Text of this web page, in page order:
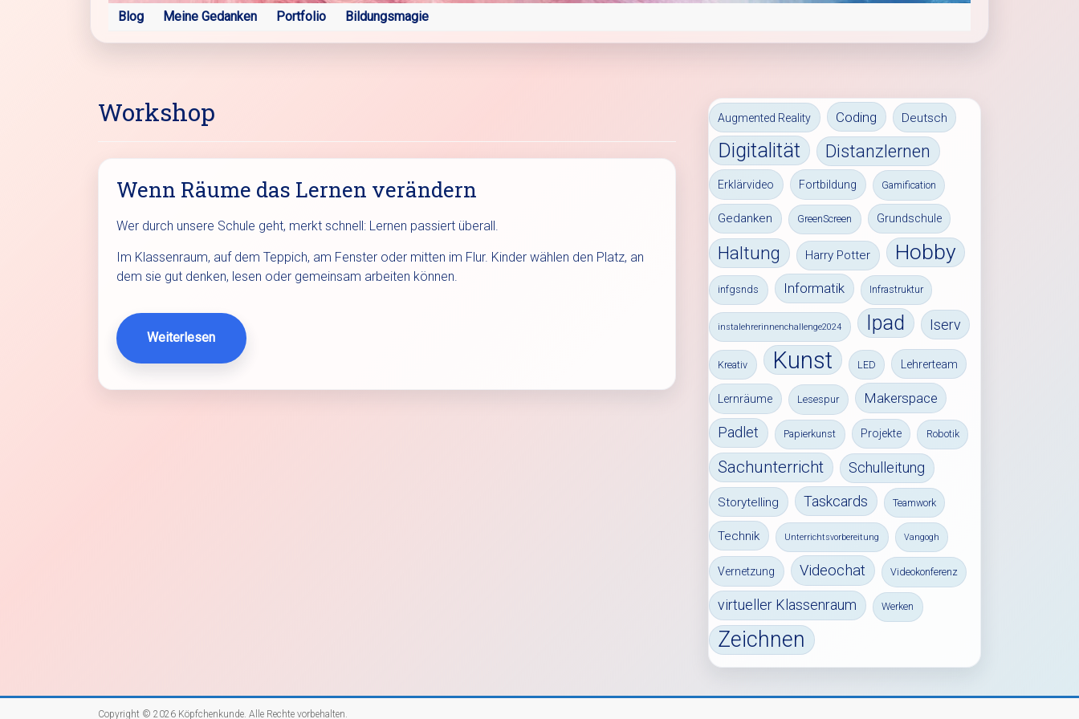
Blog Meine Gedanken Portfolio Bildungsmagie
Workshop
Wenn Räume das Lernen verändern
Wer durch unsere Schule geht, merkt schnell: Lernen passiert überall.
Im Klassenraum, auf dem Teppich, am Fenster oder mitten im Flur. Kinder wählen den Platz, an
dem sie gut denken, lesen oder gemeinsam arbeiten können.
Weiterlesen
Augmented Reality Coding Deutsch
Digitalität Distanzlernen
Erklärvideo Fortbildung Gamification
Gedanken GreenScreen Grundschule
Haltung Harry Potter Hobby
infgsnds Informatik Infrastruktur
instalehrerinnenchallenge2024 Ipad Iserv
Kreativ Kunst LED Lehrerteam
Lernräume Lesespur Makerspace
Padlet Papierkunst Projekte Robotik
Sachunterricht Schulleitung
Storytelling Taskcards Teamwork
Technik Unterrichtsvorbereitung Vangogh
Vernetzung Videochat Videokonferenz
virtueller Klassenraum Werken
Zeichnen
Copyright © 2026 Köpfchenkunde. Alle Rechte vorbehalten.